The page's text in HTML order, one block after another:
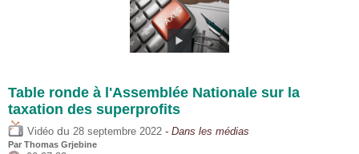
Table ronde à l'Assemblée Nationale sur la
taxation des superprofits
Vidéo du 28 septembre 2022 - Dans les médias
Par Thomas Grjebine